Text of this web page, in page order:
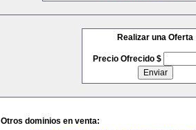
Realizar una Oferta
Precio Ofrecido $
Otros dominios en venta: